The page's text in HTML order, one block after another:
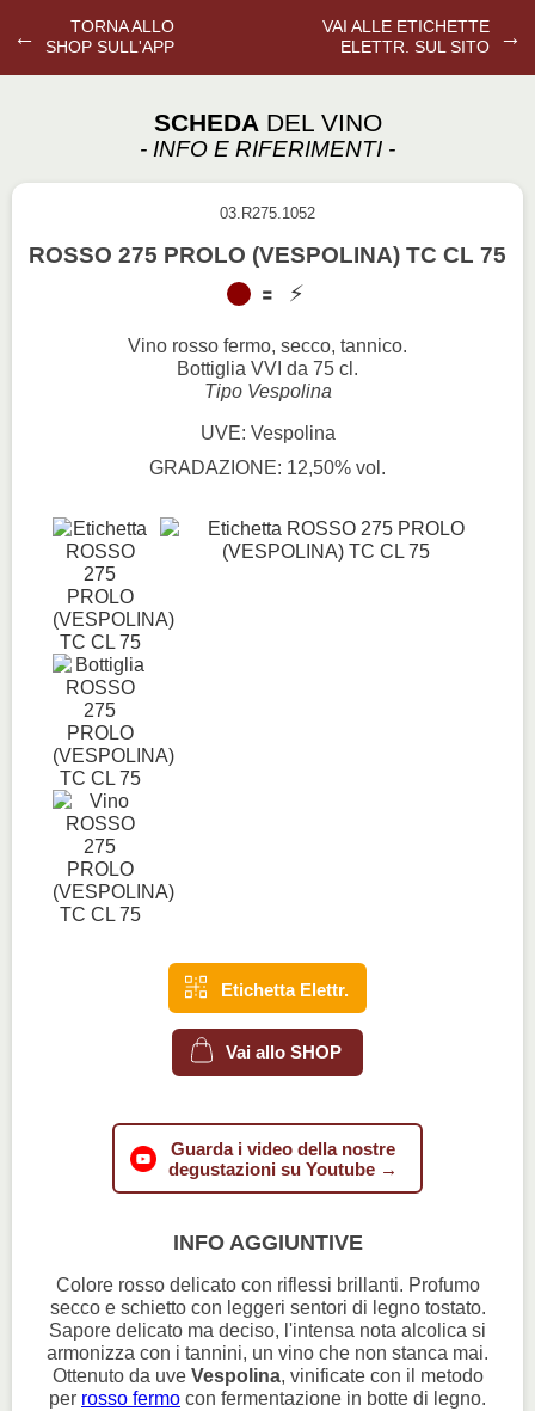
←
TORNA ALLO
SHOP SULL'APP
VAI ALLE ETICHETTE
ELETTR. SUL SITO
→
SCHEDA DEL VINO
- INFO E RIFERIMENTI -
03.R275.1052
ROSSO 275 PROLO (VESPOLINA) TC CL 75
Vino rosso fermo, secco, tannico.
Bottiglia VVI da 75 cl.
Tipo Vespolina
UVE: Vespolina
GRADAZIONE: 12,50% vol.
Etichetta Elettr.
Vai allo SHOP
Guarda i video della nostre
degustazioni su Youtube →
INFO AGGIUNTIVE
Colore rosso delicato con riflessi brillanti. Profumo
secco e schietto con leggeri sentori di legno tostato.
Sapore delicato ma deciso, l'intensa nota alcolica si
armonizza con i tannini, un vino che non stanca mai.
Ottenuto da uve Vespolina, vinificate con il metodo
per rosso fermo con fermentazione in botte di legno.